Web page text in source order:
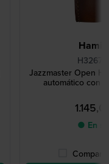
Jazzmaster Open
automático con
● En